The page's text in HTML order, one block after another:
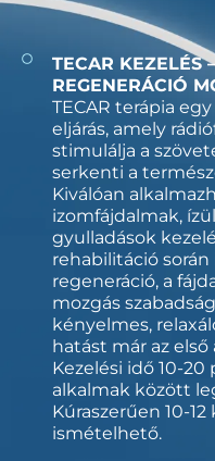
TECAR KEZELÉS
REGENERÁCIÓ
TECAR terápia
eljárás, amely
stimulálja a
serkenti a
Kiválóan
izomfájdalmak,
gyulladások
rehabilitáció során
regeneráció, a
mozgás
kényelmes,
hatást már az
Kezelési idő 10-20
alkalmak között
Kúraszerűen 10-
ismételhető.